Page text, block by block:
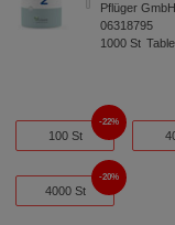
Pflüger
06318795
1000 St
100 St
22%
4000 St
20%